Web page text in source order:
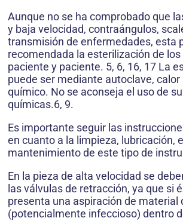
Aunque no se ha comprobado que
y baja velocidad, contraángulos,
transmisión de enfermedades, esta
recomendada la esterilización de
paciente y paciente. 5, 6, 16, 17 La
puede ser mediante autoclave, calor
químico. No se aconseja el uso de
químicas.6, 9.
Es importante seguir las
en cuanto a la limpieza, lubricación,
mantenimiento de este tipo de
En la pieza de alta velocidad se
las válvulas de retracción, ya que si
presenta una aspiración de material
(potencialmente infeccioso) dentro